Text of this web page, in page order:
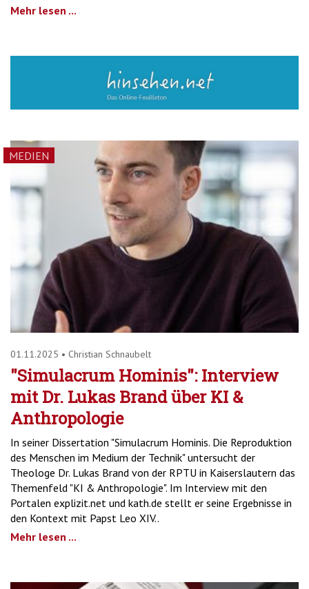
Mehr lesen ...
MEDIEN
01.11.2025 • Christian Schnaubelt
"Simulacrum Hominis": Interview
mit Dr. Lukas Brand über KI &
Anthropologie
In seiner Dissertation "Simulacrum Hominis. Die Reproduktion
des Menschen im Medium der Technik" untersucht der
Theologe Dr. Lukas Brand von der RPTU in Kaiserslautern das
Themenfeld "KI & Anthropologie". Im Interview mit den
Portalen explizit.net und kath.de stellt er seine Ergebnisse in
den Kontext mit Papst Leo XIV..
Mehr lesen ...